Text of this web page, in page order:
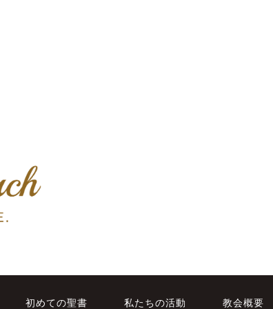
初めての聖書 私たちの活動 教会概要